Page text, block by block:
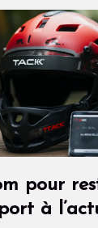
pour
à